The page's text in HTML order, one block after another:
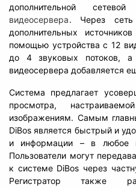
дополнительной
видеосервера. Через
дополнительных
помощью устройства с 12
до 4 звуковых потоков, а
видеосервера добавляется
Система предлагает
просмотра,
изображениям. Самым
DiBos является быстрый и
и информации – в любое
Пользователи могут
к системе DiBos через
Регистратор также